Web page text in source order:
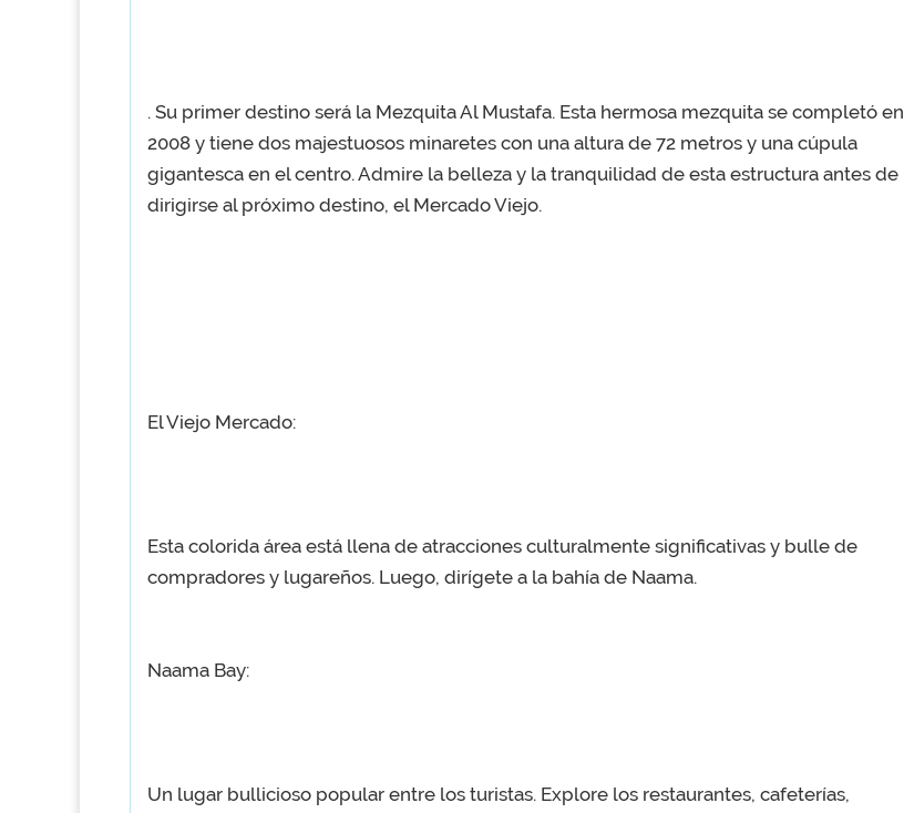
. Su primer destino será la Mezquita Al Mustafa. Esta hermosa mezquita se completó en
2008 y tiene dos majestuosos minaretes con una altura de 72 metros y una cúpula
gigantesca en el centro. Admire la belleza y la tranquilidad de esta estructura antes de
dirigirse al próximo destino, el Mercado Viejo.
El Viejo Mercado:
Esta colorida área está llena de atracciones culturalmente significativas y bulle de
compradores y lugareños. Luego, dirígete a la bahía de Naama.
Naama Bay:
Un lugar bullicioso popular entre los turistas. Explore los restaurantes, cafeterías,